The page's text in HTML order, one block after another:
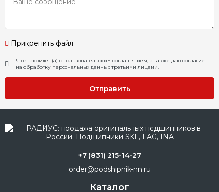
Прикрепить файл
Я ознакомлен(а) с пользовательским соглашением, а также даю согласие
на обработку персональных данных третьими лицами.
Отправить
+7 (831) 215-14-27
order@podshipnik-nn.ru
Каталог